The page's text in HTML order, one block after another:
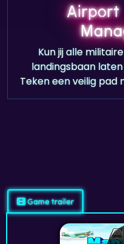
Airport
Kun jij alle
landingsbaan
Teken een veilig pad